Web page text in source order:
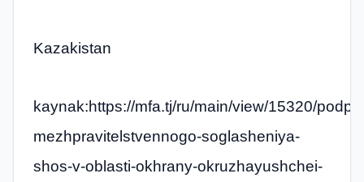
Kazakistan
kaynak:https://mfa.tj/ru/main/view/15320/
mezhpravitelstvennogo-soglasheniya-
shos-v-oblasti-okhrany-okruzhayushchei-